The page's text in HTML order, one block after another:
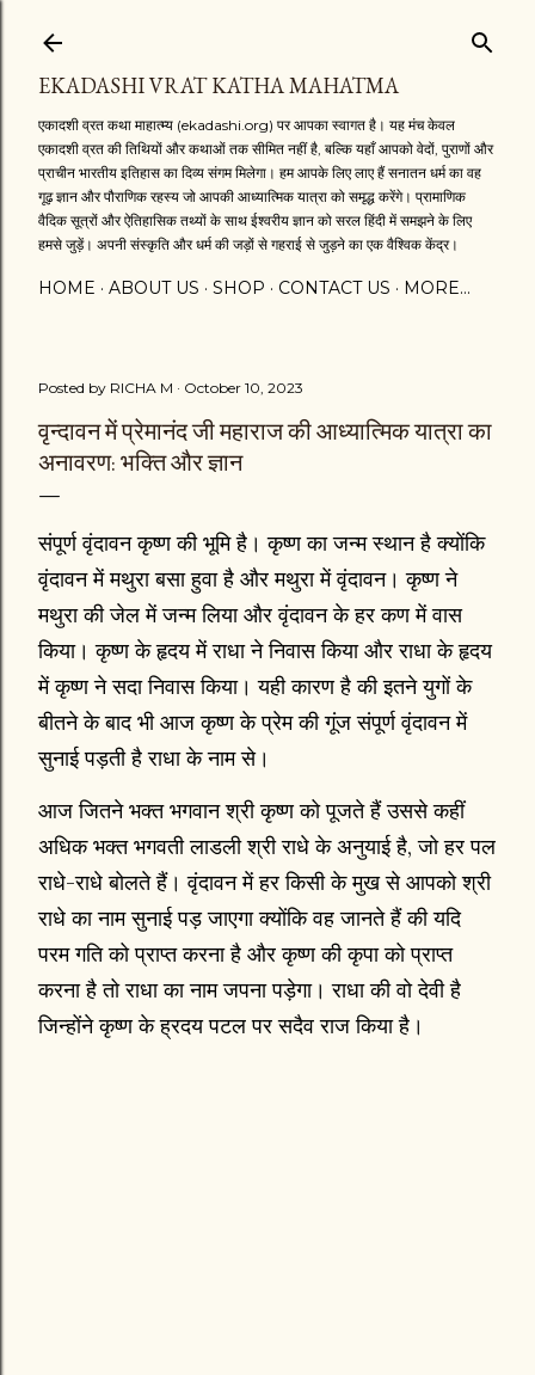
EKADASHI VRAT KATHA MAHATMA
एकादशी व्रत कथा माहात्म्य (ekadashi.org) पर आपका स्वागत है। यह मंच केवल
एकादशी व्रत की तिथियों और कथाओं तक सीमित नहीं है, बल्कि यहाँ आपको वेदों, पुराणों और
प्राचीन भारतीय इतिहास का दिव्य संगम मिलेगा। हम आपके लिए लाए हैं सनातन धर्म का वह
गूढ़ ज्ञान और पौराणिक रहस्य जो आपकी आध्यात्मिक यात्रा को समृद्ध करेंगे। प्रामाणिक
वैदिक सूत्रों और ऐतिहासिक तथ्यों के साथ ईश्वरीय ज्ञान को सरल हिंदी में समझने के लिए
हमसे जुड़ें। अपनी संस्कृति और धर्म की जड़ों से गहराई से जुड़ने का एक वैश्विक केंद्र।
HOME ABOUT US SHOP CONTACT US MORE…
Posted by RICHA M October 10, 2023
वृन्दावन में प्रेमानंद जी महाराज की आध्यात्मिक यात्रा का
अनावरण: भक्ति और ज्ञान
संपूर्ण वृंदावन कृष्ण की भूमि है। कृष्ण का जन्म स्थान है क्योंकि
वृंदावन में मथुरा बसा हुवा है और मथुरा में वृंदावन। कृष्ण ने
मथुरा की जेल में जन्म लिया और वृंदावन के हर कण में वास
किया। कृष्ण के हृदय में राधा ने निवास किया और राधा के हृदय
में कृष्ण ने सदा निवास किया। यही कारण है की इतने युगों के
बीतने के बाद भी आज कृष्ण के प्रेम की गूंज संपूर्ण वृंदावन में
सुनाई पड़ती है राधा के नाम से।
आज जितने भक्त भगवान श्री कृष्ण को पूजते हैं उससे कहीं
अधिक भक्त भगवती लाडली श्री राधे के अनुयाई है, जो हर पल
राधे-राधे बोलते हैं। वृंदावन में हर किसी के मुख से आपको श्री
राधे का नाम सुनाई पड़ जाएगा क्योंकि वह जानते हैं की यदि
परम गति को प्राप्त करना है और कृष्ण की कृपा को प्राप्त
करना है तो राधा का नाम जपना पड़ेगा। राधा की वो देवी है
जिन्होंने कृष्ण के ह्रदय पटल पर सदैव राज किया है।